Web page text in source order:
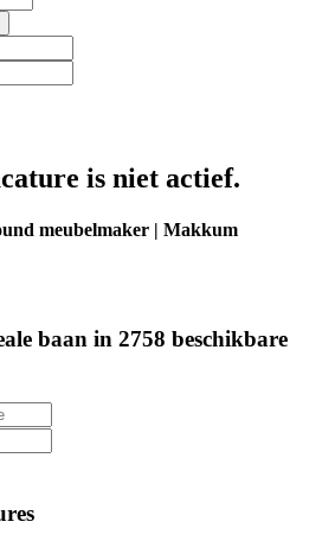
is niet actief.
meubelmaker | Makkum
baan in 2758 beschikbare